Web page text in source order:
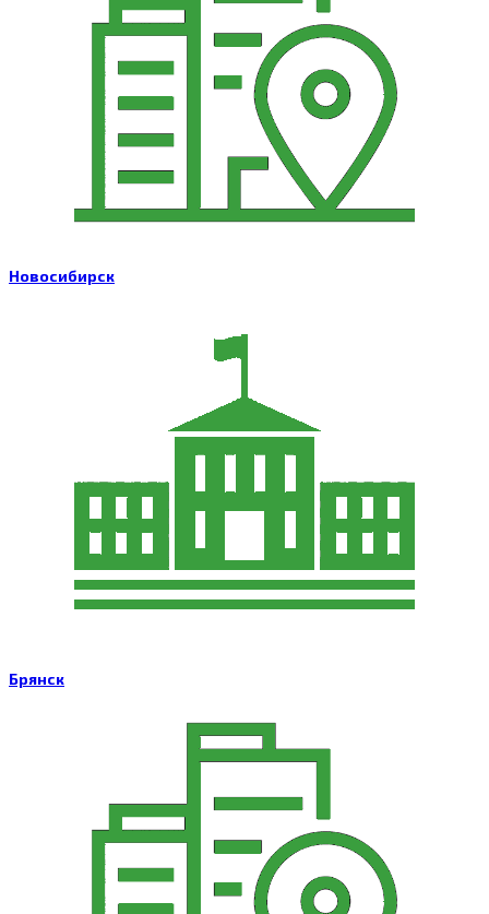
Новосибирск
Брянск